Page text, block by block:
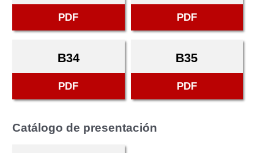
PDF PDF
B34
PDF
B35
PDF
Catálogo de presentación